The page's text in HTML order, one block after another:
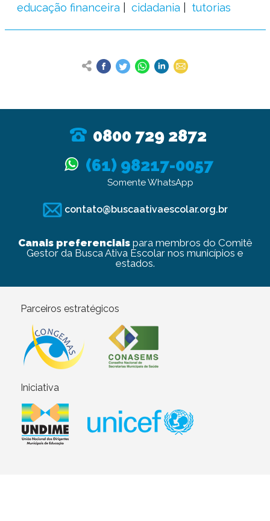
educação financeira
cidadania tutorias
0800 729 2872
(61) 98217-0057
Somente WhatsApp
contato@buscaativaescolar.org.br
Canais preferenciaispara membros do Comitê
Gestor da Busca Ativa Escolar nos municípios e
estados.
Parceiros estratégicos
Iniciativa